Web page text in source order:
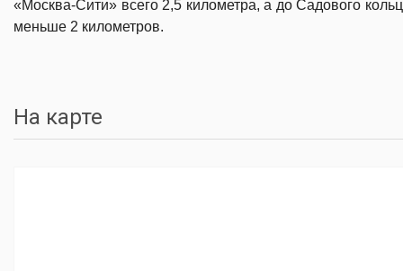
«Москва-Сити» всего 2,5 километра, а до Садового
меньше 2 километров.
На карте